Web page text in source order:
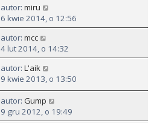
autor: miru
6 kwie 2014, o 12:56
autor: mcc
4 lut 2014, o 14:32
autor: L'aik
9 kwie 2013, o 13:50
autor: Gump
9 gru 2012, o 19:49